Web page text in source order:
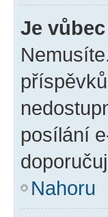
Je
posílání
Nahoru